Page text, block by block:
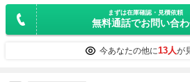
まずは在庫確認・見積依頼
無料通話でお問い合
今あなたの他に13人が